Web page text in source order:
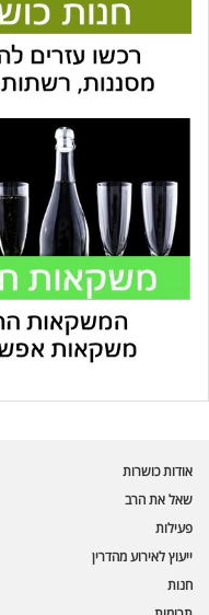
אודות כושרות
שאל את הרב
פעילות
ייעוץ לאירוע מהדרין
חנות
🪲 בדיקת חרקים
מספר כושרות ומאמרי האתר